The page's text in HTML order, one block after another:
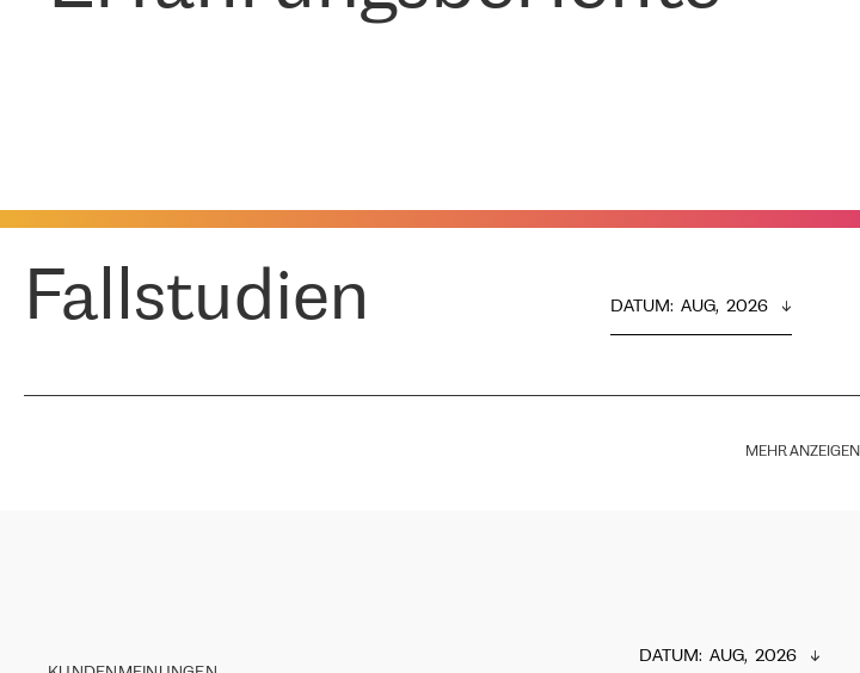
Fallstudien DATUM: AUG,  2026
MEHR ANZEIGEN
DATUM: AUG,  2026